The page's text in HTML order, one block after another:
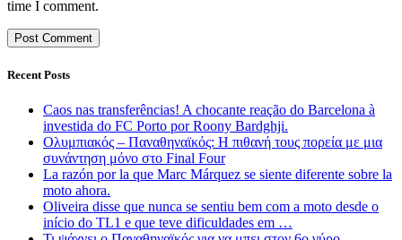
time I comment.
Recent Posts
Caos nas transferências! A chocante reação do Barcelona à
investida do FC Porto por Roony Bardghji.
Ολυμπιακός – Παναθηναϊκός: Η πιθανή τους πορεία με μια
συνάντηση μόνο στο Final Four
La razón por la que Marc Márquez se siente diferente sobre la
moto ahora.
Oliveira disse que nunca se sentiu bem com a moto desde o
início do TL1 e que teve dificuldades em …